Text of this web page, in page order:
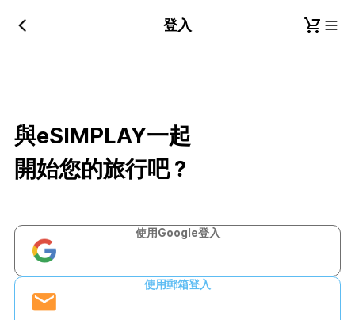
登入
與eSIMPLAY一起
開始您的旅行吧？
使用Google登入
使用郵箱登入